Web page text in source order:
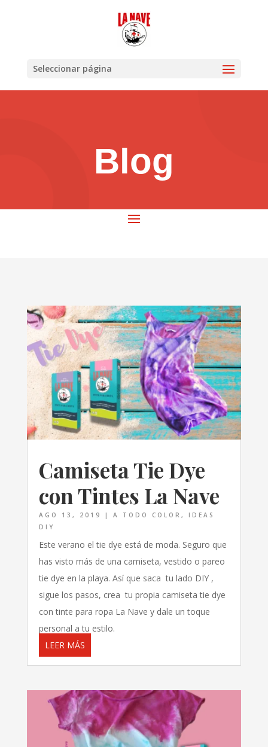
Seleccionar página
Blog
Camiseta Tie Dye
con Tintes La Nave
AGO 13, 2019 | A TODO COLOR , IDEAS
DIY
Este verano el tie dye está de moda. Seguro que
has visto más de una camiseta, vestido o pareo
tie dye en la playa. Así que saca tu lado DIY ,
sigue los pasos, crea tu propia camiseta tie dye
con tinte para ropa La Nave y dale un toque
personal a tu estilo.
LEER MÁS